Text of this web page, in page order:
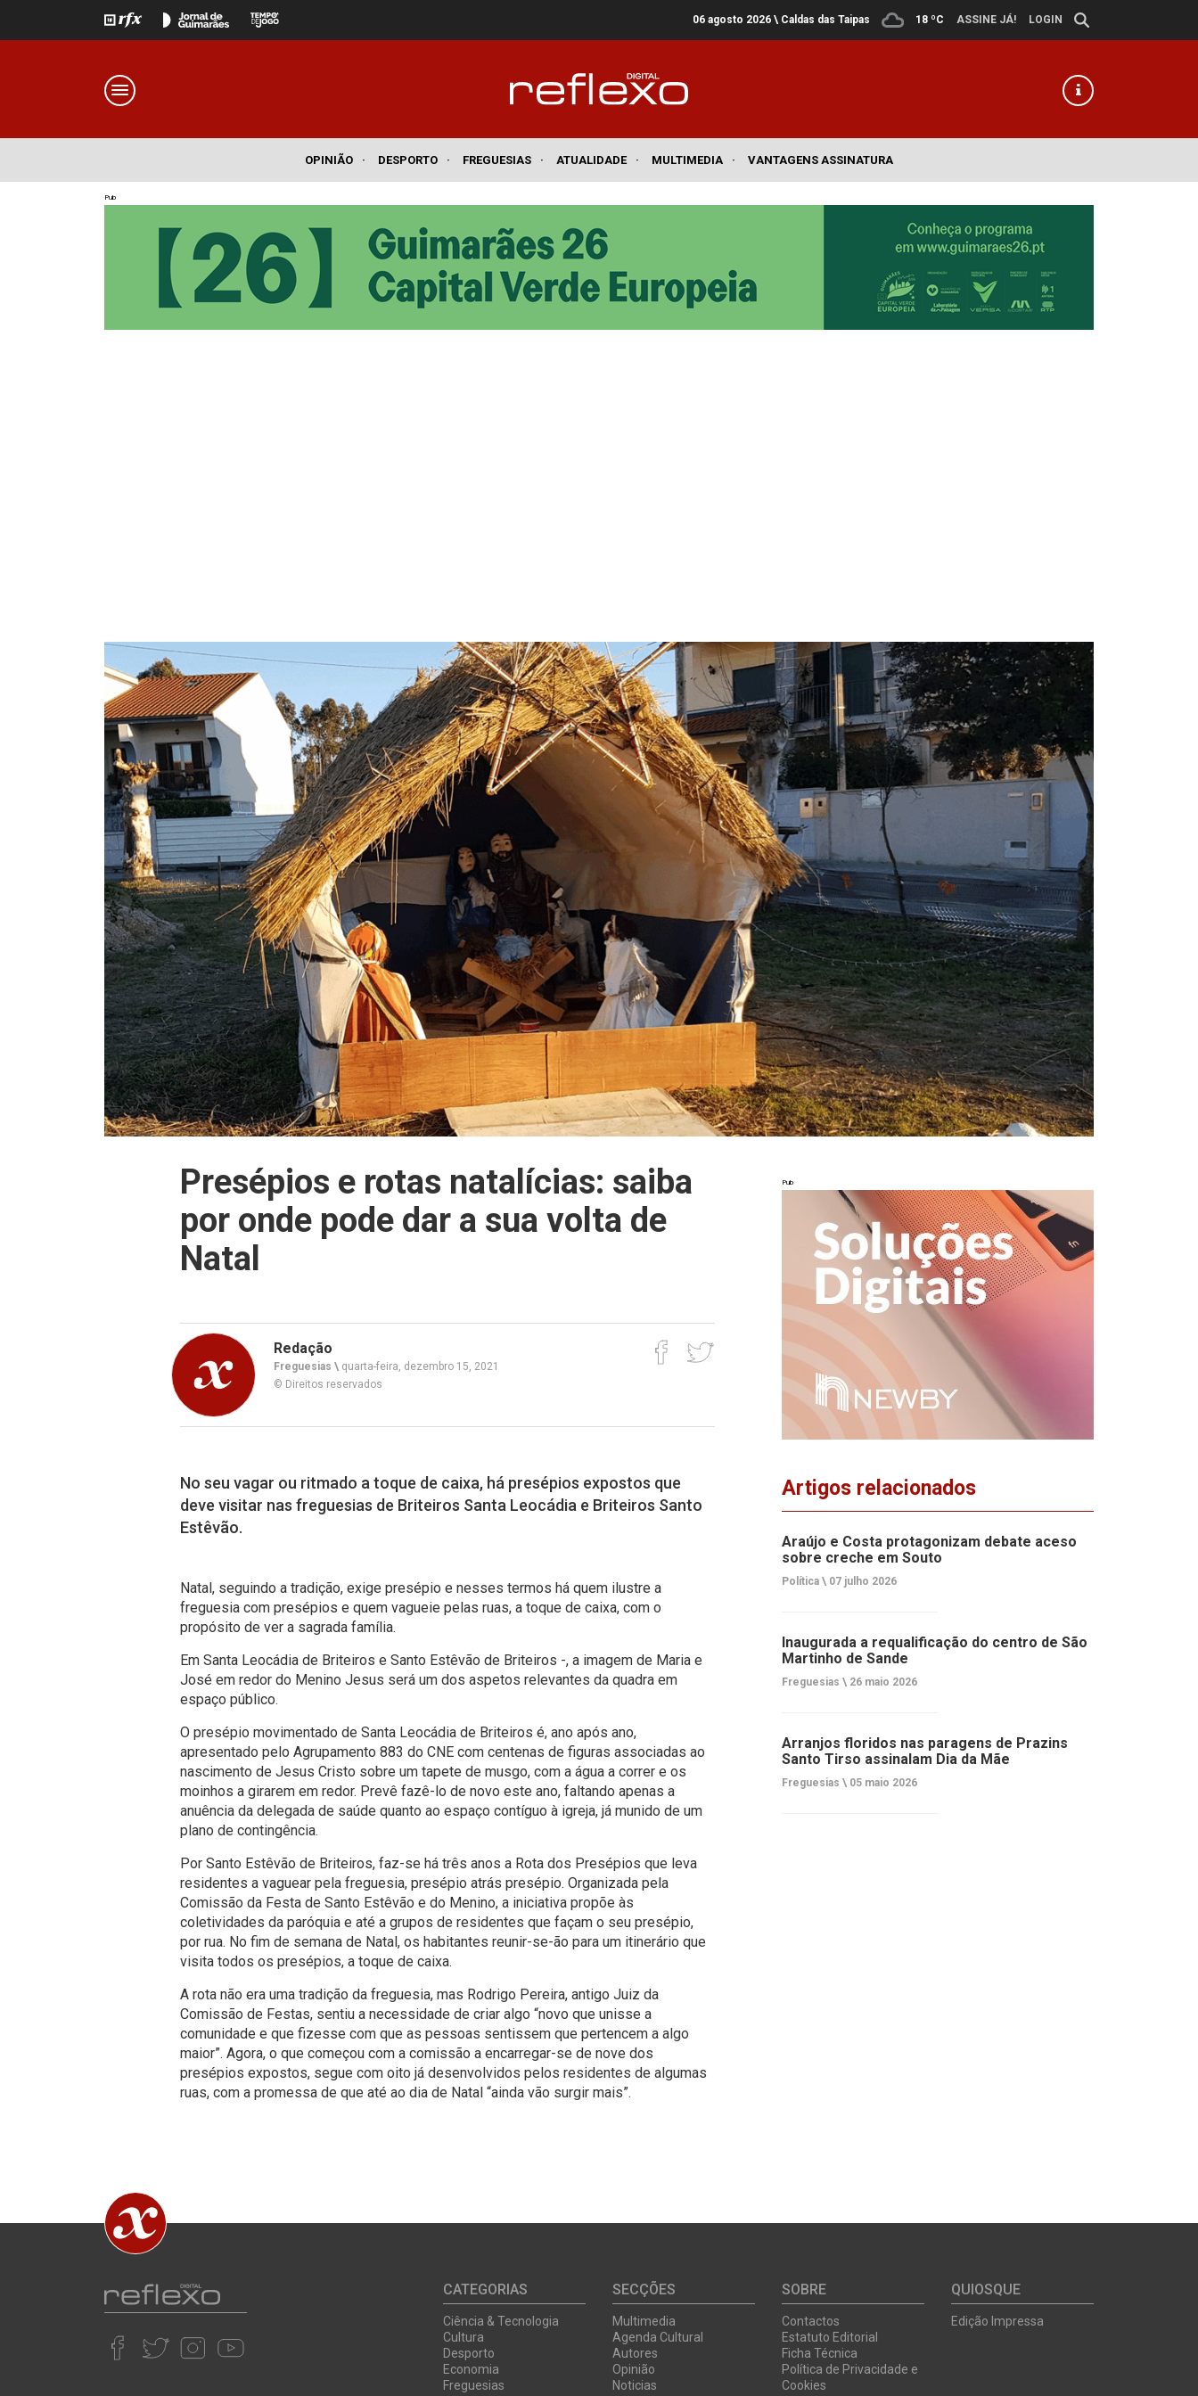
06 agosto 2026 \ Caldas das Taipas 18 ºC ASSINE JÁ! LOGIN
OPINIÃO · DESPORTO · FREGUESIAS · ATUALIDADE · MULTIMEDIA · VANTAGENS ASSINATURA
Pub
Presépios e rotas natalícias: saiba
por onde pode dar a sua volta de
Natal
Redação
Freguesias \ quarta-feira, dezembro 15, 2021
© Direitos reservados
No seu vagar ou ritmado a toque de caixa, há presépios expostos que
deve visitar nas freguesias de Briteiros Santa Leocádia e Briteiros Santo
Estêvão.
Natal, seguindo a tradição, exige presépio e nesses termos há quem ilustre a
freguesia com presépios e quem vagueie pelas ruas, a toque de caixa, com o
propósito de ver a sagrada família.
Em Santa Leocádia de Briteiros e Santo Estêvão de Briteiros -, a imagem de Maria e
José em redor do Menino Jesus será um dos aspetos relevantes da quadra em
espaço público.
O presépio movimentado de Santa Leocádia de Briteiros é, ano após ano,
apresentado pelo Agrupamento 883 do CNE com centenas de figuras associadas ao
nascimento de Jesus Cristo sobre um tapete de musgo, com a água a correr e os
moinhos a girarem em redor. Prevê fazê-lo de novo este ano, faltando apenas a
anuência da delegada de saúde quanto ao espaço contíguo à igreja, já munido de um
plano de contingência.
Por Santo Estêvão de Briteiros, faz-se há três anos a Rota dos Presépios que leva
residentes a vaguear pela freguesia, presépio atrás presépio. Organizada pela
Comissão da Festa de Santo Estêvão e do Menino, a iniciativa propõe às
coletividades da paróquia e até a grupos de residentes que façam o seu presépio,
por rua. No fim de semana de Natal, os habitantes reunir-se-ão para um itinerário que
visita todos os presépios, a toque de caixa.
A rota não era uma tradição da freguesia, mas Rodrigo Pereira, antigo Juiz da
Comissão de Festas, sentiu a necessidade de criar algo “novo que unisse a
comunidade e que fizesse com que as pessoas sentissem que pertencem a algo
maior”. Agora, o que começou com a comissão a encarregar-se de nove dos
presépios expostos, segue com oito já desenvolvidos pelos residentes de algumas
ruas, com a promessa de que até ao dia de Natal “ainda vão surgir mais”.
Pub
Artigos relacionados
Araújo e Costa protagonizam debate aceso
sobre creche em Souto
Política \ 07 julho 2026
Inaugurada a requalificação do centro de São
Martinho de Sande
Freguesias \ 26 maio 2026
Arranjos floridos nas paragens de Prazins
Santo Tirso assinalam Dia da Mãe
Freguesias \ 05 maio 2026
CATEGORIAS
Ciência & Tecnologia
Cultura
Desporto
Economia
Freguesias
SECÇÕES
Multimedia
Agenda Cultural
Autores
Opinião
Noticias
SOBRE
Contactos
Estatuto Editorial
Ficha Técnica
Política de Privacidade e
Cookies
QUIOSQUE
Edição Impressa